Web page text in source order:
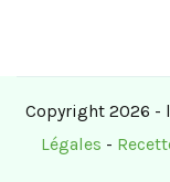
Copyright 2026 -
Légales -